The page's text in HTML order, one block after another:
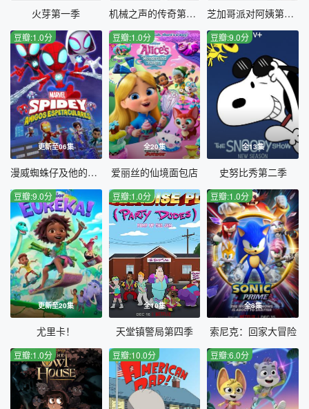
火芽第一季 机械之声的传奇第一季 芝加哥派对阿姨第二季
更新至06集
豆瓣:1.0分
漫威蜘蛛仔及他的神奇朋友第二季
全20集
豆瓣:1.0分
爱丽丝的仙境面包店
全13集
豆瓣:9.0分
史努比秀第二季
更新至20集
豆瓣:9.0分
尤里卡！
全10集
豆瓣:1.0分
天堂镇警局第四季
全8集
豆瓣:1.0分
索尼克：回家大冒险
豆瓣:1.0分 豆瓣:10.0分 豆瓣:6.0分